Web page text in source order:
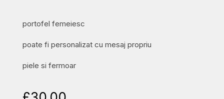
portofel femeiesc
poate fi personalizat cu mesaj propriu
piele si fermoar